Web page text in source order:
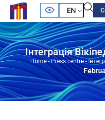
EN
Інтеграція
Home- Press centre-